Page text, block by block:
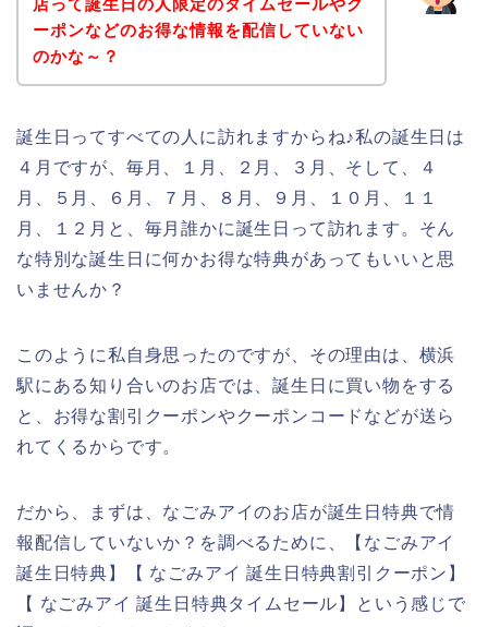
店って誕生日の人限定のタイムセールやク
ーポンなどのお得な情報を配信していない
のかな～？
誕生日ってすべての人に訪れますからね♪私の誕生日は
４月ですが、毎月、１月、２月、３月、そして、４
月、５月、６月、７月、８月、９月、１０月、１１
月、１２月と、毎月誰かに誕生日って訪れます。そん
な特別な誕生日に何かお得な特典があってもいいと思
いませんか？
このように私自身思ったのですが、その理由は、横浜
駅にある知り合いのお店では、誕生日に買い物をする
と、お得な割引クーポンやクーポンコードなどが送ら
れてくるからです。
だから、まずは、なごみアイのお店が誕生日特典で情
報配信していないか？を調べるために、【なごみアイ
誕生日特典】【 なごみアイ 誕生日特典割引クーポン】
【 なごみアイ 誕生日特典タイムセール】という感じで